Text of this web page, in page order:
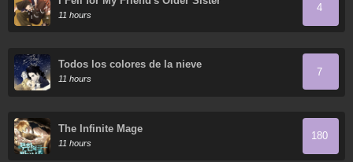
11 hours
4
Todos los colores de la nieve
11 hours
7
The Infinite Mage
11 hours
180